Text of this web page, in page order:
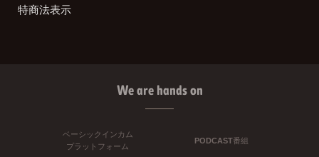
特商法表示
We are hands on
ベーシックインカム
プラットフォーム
PODCAST番組